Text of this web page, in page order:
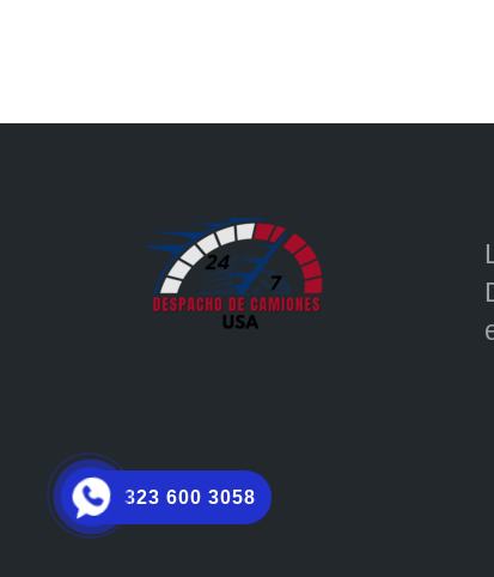
323 600 3058